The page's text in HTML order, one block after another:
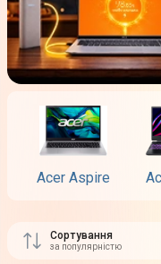
Acer Aspire
Сортування
за популярністю